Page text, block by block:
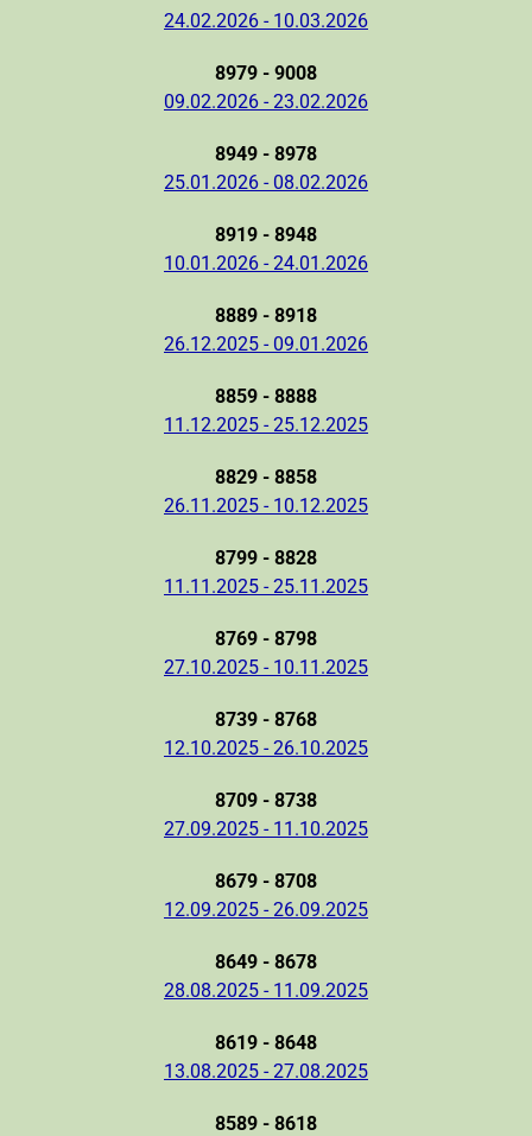
24.02.2026 - 10.03.2026
8979 - 9008
09.02.2026 - 23.02.2026
8949 - 8978
25.01.2026 - 08.02.2026
8919 - 8948
10.01.2026 - 24.01.2026
8889 - 8918
26.12.2025 - 09.01.2026
8859 - 8888
11.12.2025 - 25.12.2025
8829 - 8858
26.11.2025 - 10.12.2025
8799 - 8828
11.11.2025 - 25.11.2025
8769 - 8798
27.10.2025 - 10.11.2025
8739 - 8768
12.10.2025 - 26.10.2025
8709 - 8738
27.09.2025 - 11.10.2025
8679 - 8708
12.09.2025 - 26.09.2025
8649 - 8678
28.08.2025 - 11.09.2025
8619 - 8648
13.08.2025 - 27.08.2025
8589 - 8618